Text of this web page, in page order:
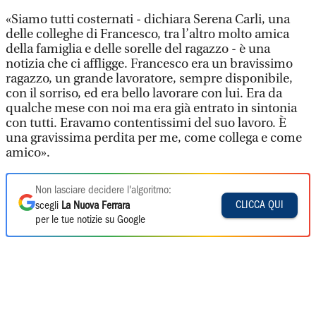
«Siamo tutti costernati - dichiara Serena Carli, una
delle colleghe di Francesco, tra l’altro molto amica
della famiglia e delle sorelle del ragazzo - è una
notizia che ci affligge. Francesco era un bravissimo
ragazzo, un grande lavoratore, sempre disponibile,
con il sorriso, ed era bello lavorare con lui. Era da
qualche mese con noi ma era già entrato in sintonia
con tutti. Eravamo contentissimi del suo lavoro. È
una gravissima perdita per me, come collega e come
amico».
Non lasciare decidere l'algoritmo:
scegli La Nuova Ferrara
per le tue notizie su Google
CLICCA QUI